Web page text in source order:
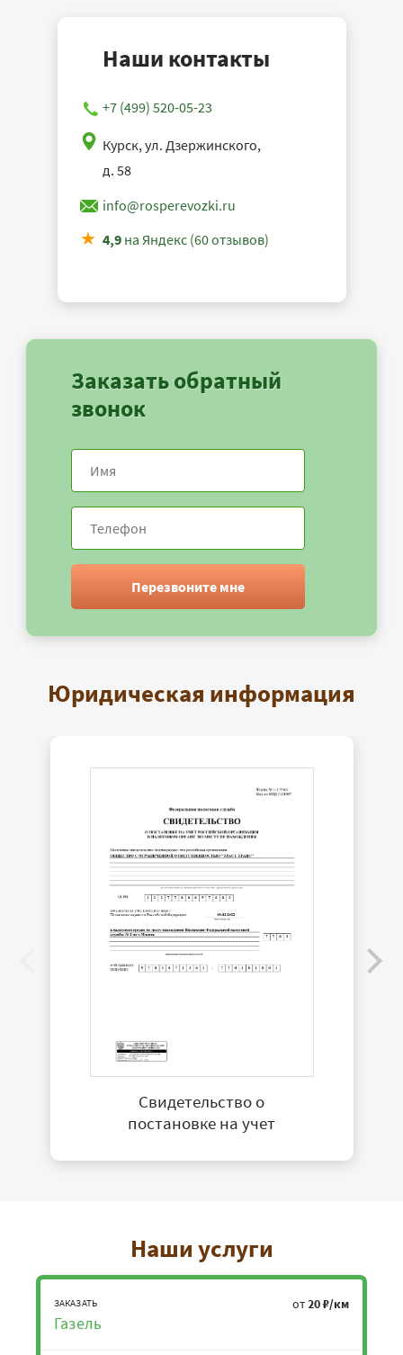
Наши контакты
+7 (499) 520-05-23
Курск, ул. Дзержинского,
д. 58
info@rosperevozki.ru
4,9на Яндекс (60 отзывов)
Заказать обратный
звонок
Перезвоните мне
Юридическая информация
Свидетельство о
постановке на учет
Наши услуги
ЗАКАЗАТЬ
Газель
от20 ₽/км